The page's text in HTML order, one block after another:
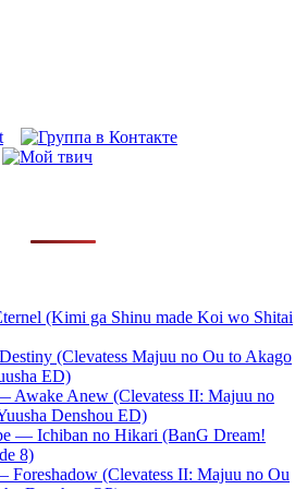
(Kimi ga Shinu made Koi wo Shitai
(Clevatess Majuu no Ou to Akago
ED)
Anew (Clevatess II: Majuu no
Denshou ED)
— Ichiban no Hikari (BanG Dream!
8)
Foreshadow (Clevatess II: Majuu no Ou